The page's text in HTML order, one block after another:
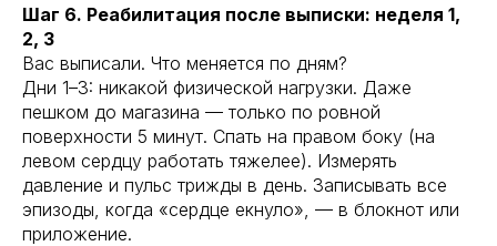
Шаг 6. Реабилитация после выписки: неделя 1,
2, 3
Вас выписали. Что меняется по дням?
Дни 1–3: никакой физической нагрузки. Даже
пешком до магазина — только по ровной
поверхности 5 минут. Спать на правом боку (на
левом сердцу работать тяжелее). Измерять
давление и пульс трижды в день. Записывать все
эпизоды, когда «сердце екнуло», — в блокнот или
приложение.